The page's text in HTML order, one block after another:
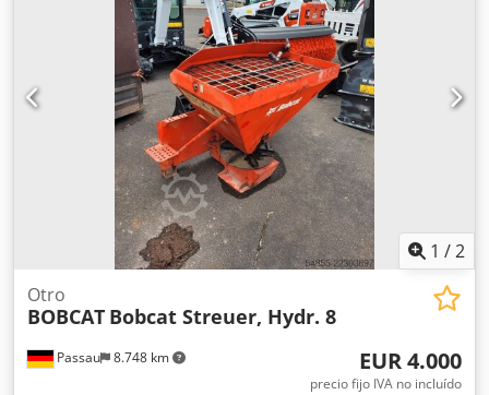
1 /2
Passau 8.748 km
Otro
BOBCAT Bobcat Streuer, Hydr. 8
EUR 4.000
precio fijo IVA no incluído